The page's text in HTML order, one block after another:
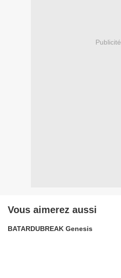
Publicité
Vous aimerez aussi
BATARDUBREAK Genesis